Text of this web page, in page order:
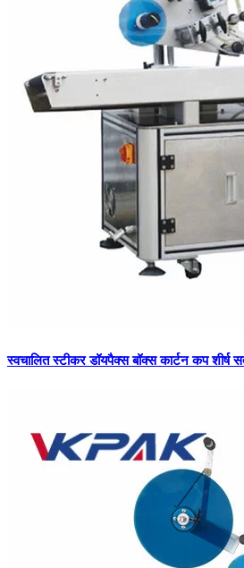
स्वचालित स्टीकर डॉयपैक्स बॉक्स कार्टन कप शीर्ष